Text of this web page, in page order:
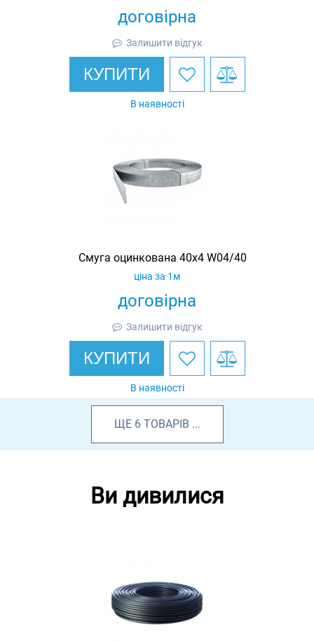
договірна
Залишити відгук
КУПИТИ
В наявності
Смуга оцинкована 40х4 W04/40
договірна
ціна за 1м
Залишити відгук
КУПИТИ
В наявності
ЩЕ 6 ТОВАРІВ ...
Ви дивилися